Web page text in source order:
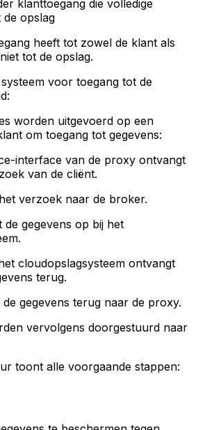
klanttoegang die volledige
de opslag
heeft tot zowel de klant als
tot de opslag.
voor toegang tot de
worden uitgevoerd op een
om toegang tot gegevens:
interface van de proxy ontvangt
van de cliënt.
verzoek naar de broker.
gegevens op bij het
cloudopslagsysteem ontvangt
terug.
gegevens terug naar de proxy.
vervolgens doorgestuurd naar
toont alle voorgaande stappen: